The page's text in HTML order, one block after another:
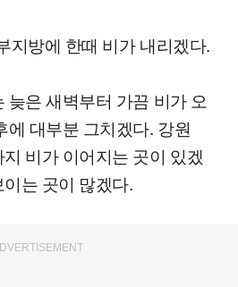
지방에 한때 비가 내리겠다.
늦은 새벽부터 가끔 비가 오
에 대부분 그치겠다. 강원
비가 이어지는 곳이 있겠
는 곳이 많겠다.